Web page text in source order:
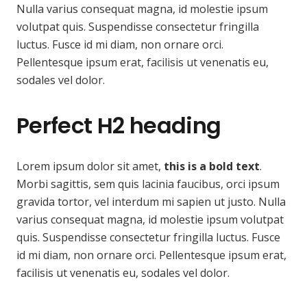
Nulla varius consequat magna, id molestie ipsum
volutpat quis. Suspendisse consectetur fringilla
luctus. Fusce id mi diam, non ornare orci.
Pellentesque ipsum erat, facilisis ut venenatis eu,
sodales vel dolor.
Perfect H2 heading
Lorem ipsum dolor sit amet, this is a bold text.
Morbi sagittis, sem quis lacinia faucibus, orci ipsum
gravida tortor, vel interdum mi sapien ut justo. Nulla
varius consequat magna, id molestie ipsum volutpat
quis. Suspendisse consectetur fringilla luctus. Fusce
id mi diam, non ornare orci. Pellentesque ipsum erat,
facilisis ut venenatis eu, sodales vel dolor.